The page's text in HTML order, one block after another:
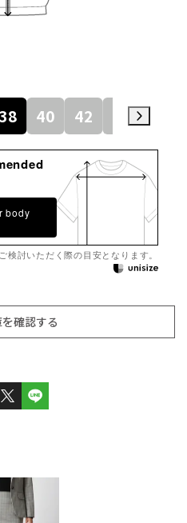
40 42
body
検討いただく際の目安となります。